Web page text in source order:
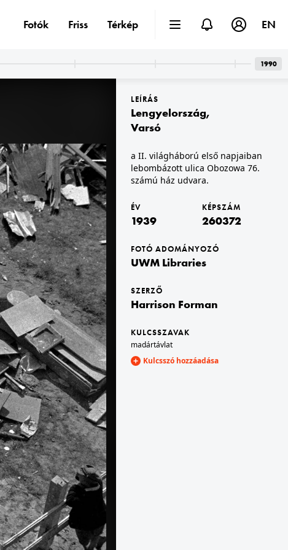
1939 · Varsó
ulica Grochowska az ulica Lubelska felől, jobbra az ulica Grochowska 355. A felvétel 1939. szeptember elején, a város bombázása idején készült.
1939 · Varsó
Szász Palota.
Polskiej Organizacji Wojskowej (Edward Wittig, 1933.). Háttérben jobbra a Zachęta Narodowa Galeria Sztuki.
LEÍRÁS
Lengyelország,
Varsó
a II. világháború első napjaiban
lebombázott ulica Obozowa 76.
számú ház udvara.
ÉV
1939
KÉPSZÁM
260372
FOTÓ ADOMÁNYOZÓ
UWM Libraries
SZERZŐ
Harrison Forman
KULCSSZAVAK
madártávlat
Kulcsszó hozzáadása
Fotók Friss Térkép EN
1990